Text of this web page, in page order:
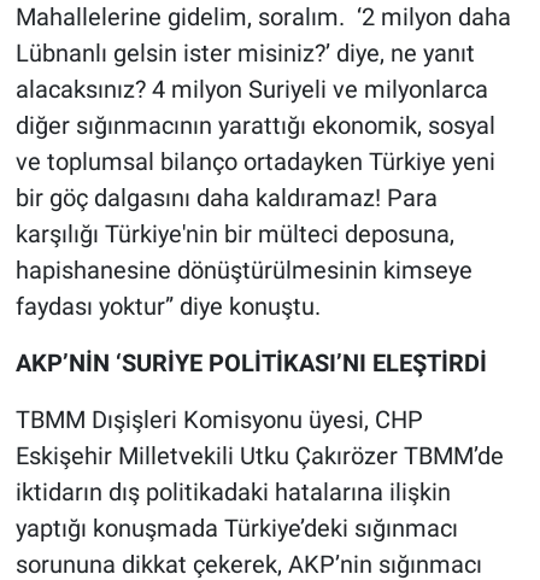
Mahallelerine gidelim, soralım. ‘2 milyon daha
Lübnanlı gelsin ister misiniz?’ diye, ne yanıt
alacaksınız? 4 milyon Suriyeli ve milyonlarca
diğer sığınmacının yarattığı ekonomik, sosyal
ve toplumsal bilanço ortadayken Türkiye yeni
bir göç dalgasını daha kaldıramaz! Para
karşılığı Türkiye'nin bir mülteci deposuna,
hapishanesine dönüştürülmesinin kimseye
faydası yoktur” diye konuştu.
AKP’NİN ‘SURİYE POLİTİKASI’NI ELEŞTİRDİ
TBMM Dışişleri Komisyonu üyesi, CHP
Eskişehir Milletvekili Utku Çakırözer TBMM’de
iktidarın dış politikadaki hatalarına ilişkin
yaptığı konuşmada Türkiye’deki sığınmacı
sorununa dikkat çekerek, AKP’nin sığınmacı